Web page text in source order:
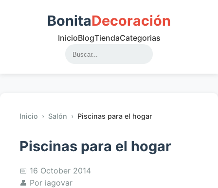
BonitaDecoración
InicioBlogTiendaCategorias
Inicio › Salón › Piscinas para el hogar
Piscinas para el hogar
📅 16 October 2014
👤 Por iagovar